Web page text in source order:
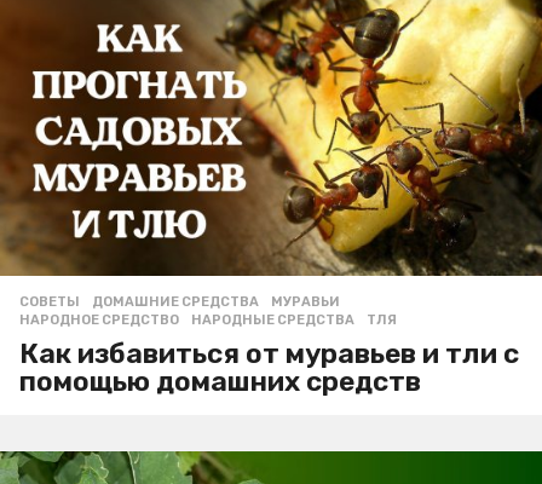
СОВЕТЫ ДОМАШНИЕ СРЕДСТВА ,МУРАВЬИ
НАРОДНОЕ СРЕДСТВО
,НАРОДНЫЕ СРЕДСТВА ,ТЛЯ
Как избавиться от муравьев и тли с
помощью домашних средств